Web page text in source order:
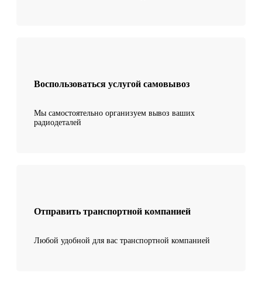
Воспользоваться услугой самовывоз
Мы самостоятельно организуем вывоз ваших
радиодеталей
Отправить транспортной компанией
Любой удобной для вас транспортной компанией